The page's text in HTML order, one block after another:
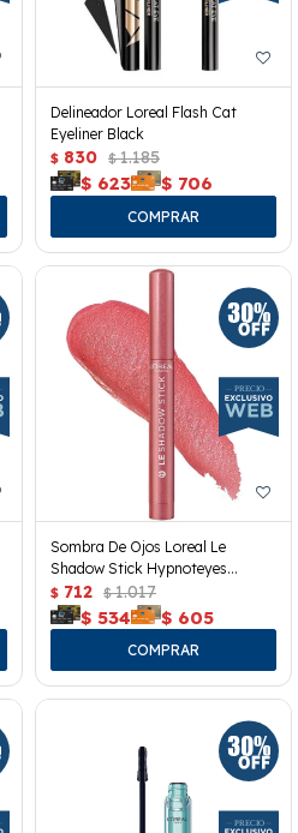
Delineador Loreal Flash Cat
Eyeliner Black
$ 830 $ 1.185
$ 623 $ 706
Sombra De Ojos Loreal Le
Shadow Stick Hypnoteyes
Cloudy Rose 118
$ 712 $ 1.017
$ 534 $ 605